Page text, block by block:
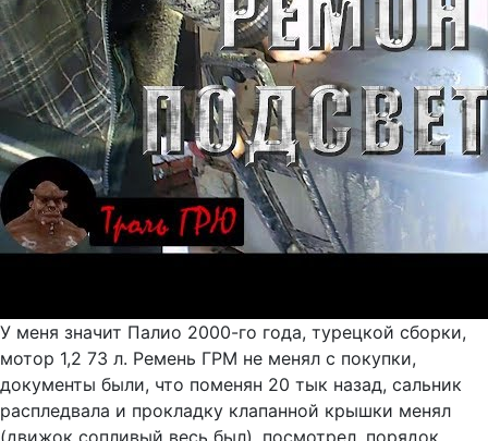
У меня значит Палио 2000-го года, турецкой сборки,
мотор 1,2 73 л. Ремень ГРМ не менял с покупки,
документы были, что поменян 20 тык назад, сальник
распледвала и прокладку клапанной крышки менял
(движок сопливый весь был), посмотрел, порядок,